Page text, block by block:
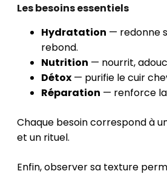
Les besoins essentiels
Hydratation — redonne
rebond.
Nutrition — nourrit,
Détox — purifie le cuir
Réparation — renforce
Chaque besoin correspond à
et un rituel.
Enfin, observer sa texture